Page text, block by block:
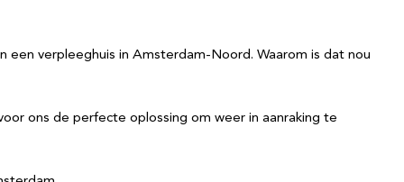
een verpleeghuis in Amsterdam-Noord. Waarom is dat nou
ons de perfecte oplossing om weer in aanraking te